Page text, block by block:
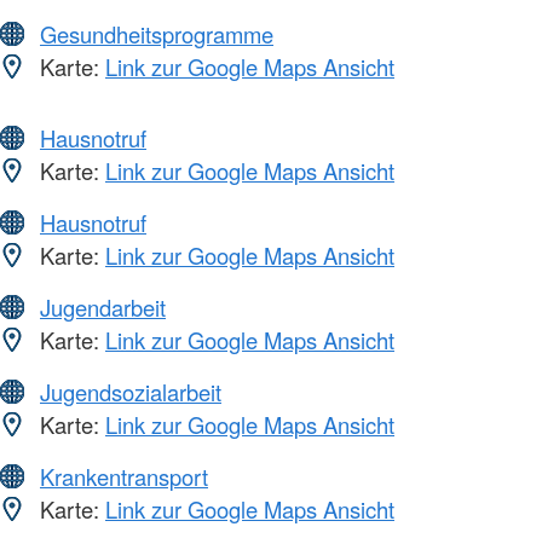
Gesundheitsprogramme
Karte: Link zur Google Maps Ansicht
Hausnotruf
Karte: Link zur Google Maps Ansicht
Hausnotruf
Karte: Link zur Google Maps Ansicht
Jugendarbeit
Karte: Link zur Google Maps Ansicht
Jugendsozialarbeit
Karte: Link zur Google Maps Ansicht
Krankentransport
Karte: Link zur Google Maps Ansicht